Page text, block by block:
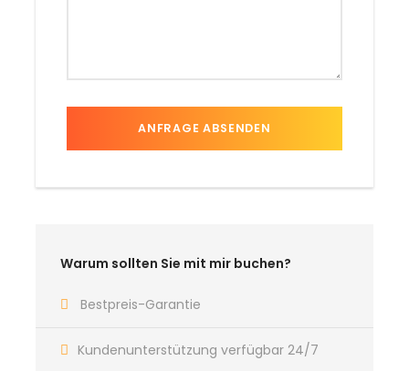
Warum sollten Sie mit mir buchen?
Bestpreis-Garantie
Kundenunterstützung verfügbar 24/7